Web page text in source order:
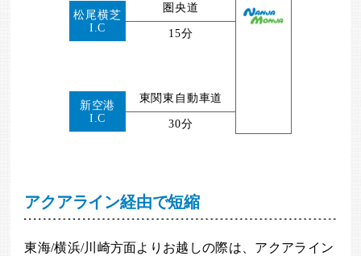
松尾横芝
I.C
圏央道
15分
新空港
I.C
東関東自動車道
30分
アクアライン経由で短縮
東海/横浜/川崎方面よりお越しの際は、アクアライン